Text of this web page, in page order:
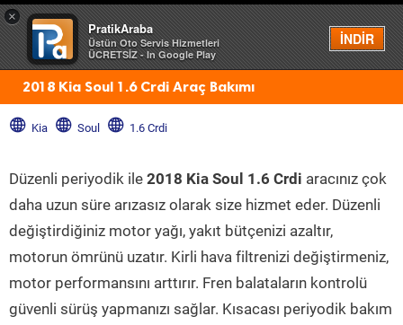
×
PratikAraba
Üstün Oto Servis Hizmetleri
ÜCRETSİZ - In Google Play
İNDİR
Menü
2018 Kia Soul 1.6 Crdi Araç Bakımı
Kia Soul 1.6 Crdi
Düzenli periyodik ile 2018 Kia Soul 1.6 Crdi aracınız çok
daha uzun süre arızasız olarak size hizmet eder. Düzenli
değiştirdiğiniz motor yağı, yakıt bütçenizi azaltır,
motorun ömrünü uzatır. Kirli hava filtrenizi değiştirmeniz,
motor performansını arttırır. Fren balataların kontrolü
güvenli sürüş yapmanızı sağlar. Kısacası periyodik bakım